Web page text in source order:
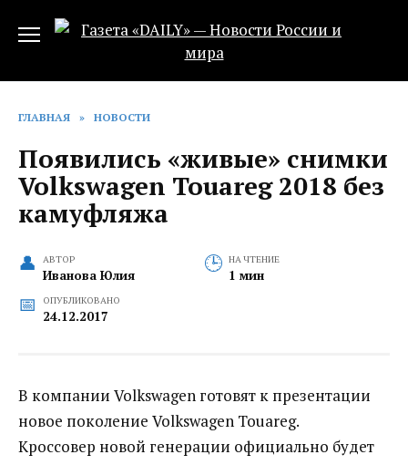
ГЛАВНАЯ » НОВОСТИ
Появились «живые» снимки
Volkswagen Touareg 2018 без
камуфляжа
АВТОР
Иванова Юлия
НА ЧТЕНИЕ
1 мин
ОПУБЛИКОВАНО
24.12.2017
В компании Volkswagen готовят к презентации
новое поколение Volkswagen Touareg.
Кроссовер новой генерации официально будет